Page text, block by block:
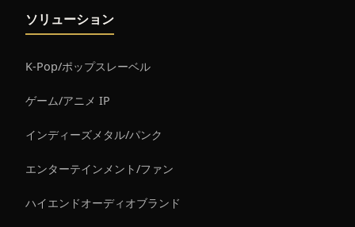
ソリューション
K-Pop/ポップスレーベル
ゲーム/アニメ IP
インディーズメタル/パンク
エンターテインメント/ファン
ハイエンドオーディオブランド